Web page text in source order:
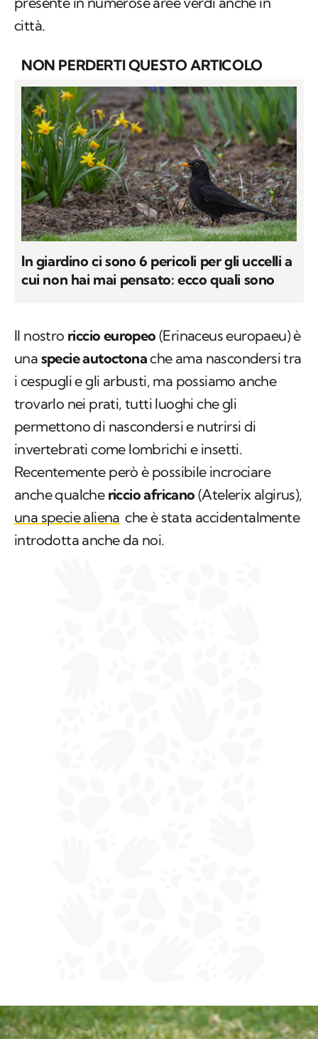
città.
NON PERDERTI QUESTO ARTICOLO
In giardino ci sono 6 pericoli per gli uccelli a
cui non hai mai pensato: ecco quali sono
Il nostro riccio europeo (Erinaceus europaeu) è
una specie autoctonache ama nascondersi tra
i cespugli e gli arbusti, ma possiamo anche
trovarlo nei prati, tutti luoghi che gli
permettono di nascondersi e nutrirsi di
invertebrati come lombrichi e insetti.
Recentemente però è possibile incrociare
anche qualche riccio africano (Atelerix algirus),
una specie aliena che è stata accidentalmente
introdotta anche da noi.